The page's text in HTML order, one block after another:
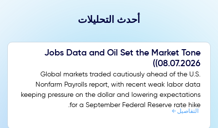
أحدث التحليلات
Jobs Data and Oil Set the Market Tone
(08.07.2026)
Global markets traded cautiously ahead of the U.S.
Nonfarm Payrolls report, with recent weak labor data
keeping pressure on the dollar and lowering expectations
for a September Federal Reserve rate hike.
التفاصيل